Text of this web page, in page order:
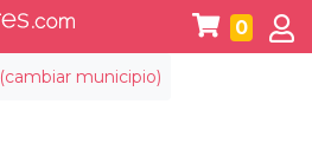
(cambiar municipio)
0